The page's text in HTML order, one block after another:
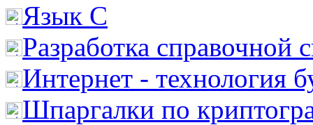
Язык С
Разработка справочной
Интернет - технология
Шпаргалки по